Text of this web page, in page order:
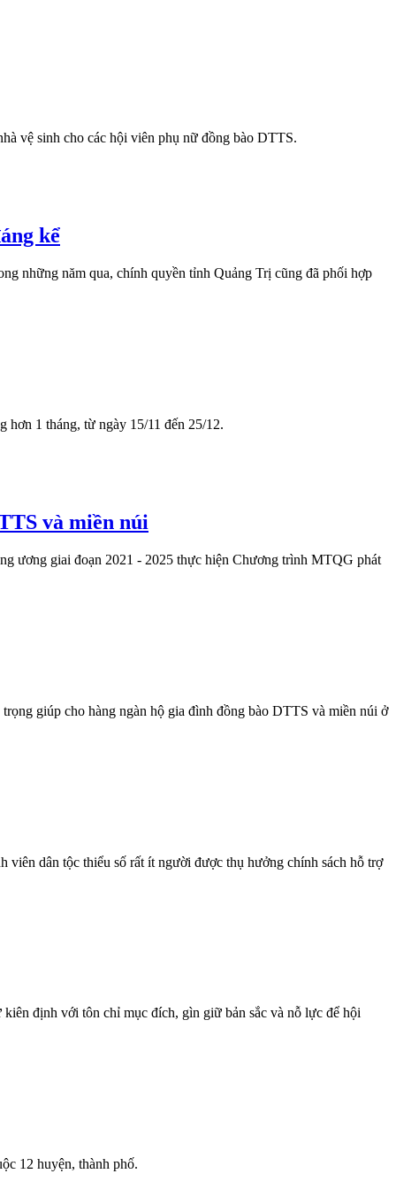
vệ sinh cho các hội viên phụ nữ đồng bào DTTS.
kể
những năm qua, chính quyền tỉnh Quảng Trị cũng đã phối hợp
1 tháng, từ ngày 15/11 đến 25/12.
và miền núi
ương giai đoạn 2021 - 2025 thực hiện Chương trình MTQG phát
giúp cho hàng ngàn hộ gia đình đồng bào DTTS và miền núi ở
dân tộc thiểu số rất ít người được thụ hưởng chính sách hỗ trợ
định với tôn chỉ mục đích, gìn giữ bản sắc và nỗ lực để hội
12 huyện, thành phố.